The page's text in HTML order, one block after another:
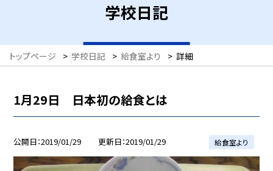
学校日記
トップページ > 学校日記 > 給食室より > 詳細
1月29日 日本初の給食とは
公開日 2019/01/29 更新日 2019/01/29 給食室より